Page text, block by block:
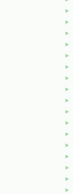
►
►
►
►
►
►
►
►
►
►
►
►
►
►
►
►
►